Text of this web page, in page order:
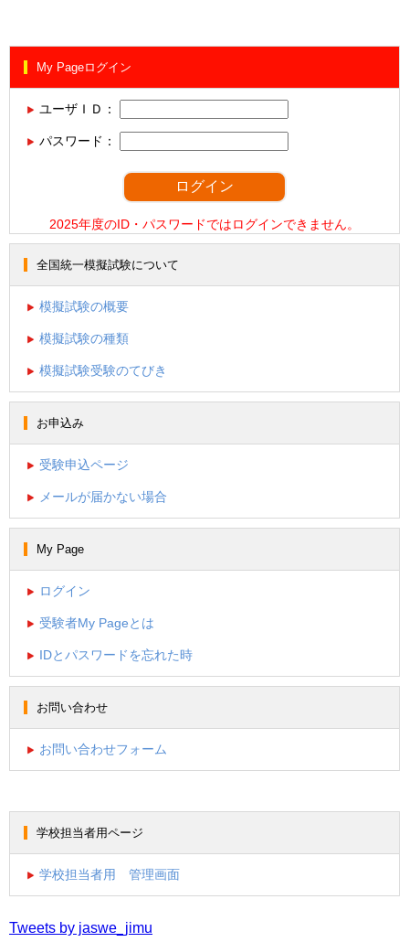
My Pageログイン
ユーザＩＤ：
パスワード：
2025年度のID・パスワードではログインできません。
全国統一模擬試験について
模擬試験の概要
模擬試験の種類
模擬試験受験のてびき
お申込み
受験申込ページ
メールが届かない場合
My Page
ログイン
受験者My Pageとは
IDとパスワードを忘れた時
お問い合わせ
お問い合わせフォーム
学校担当者用ページ
学校担当者用 管理画面
Tweets by jaswe_jimu